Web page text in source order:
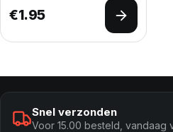
€1.95
Opties
Snel verzonden
Voor 15.00 besteld, vandaag